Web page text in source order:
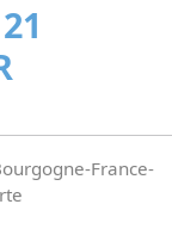
France-